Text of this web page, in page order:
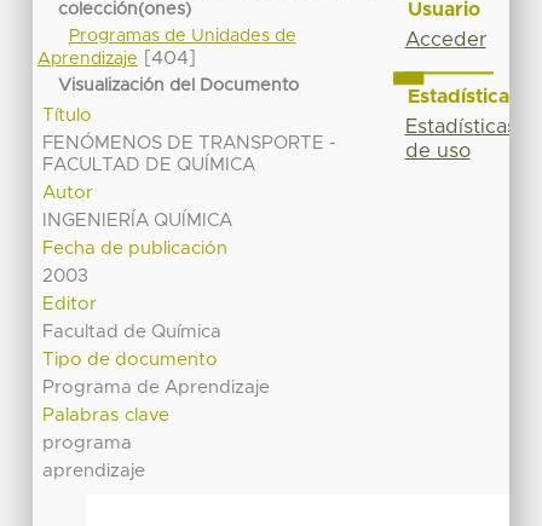
colección(ones)
Programas de Unidades de
Aprendizaje
[404]
Visualización del Documento
Título
FENÓMENOS DE TRANSPORTE -
FACULTAD DE QUÍMICA
Autor
INGENIERÍA QUÍMICA
Fecha de publicación
2003
Editor
Facultad de Química
Tipo de documento
Programa de Aprendizaje
Palabras clave
programa
aprendizaje
Usuario
Acceder
Estadísticas
Estadísticas
de uso